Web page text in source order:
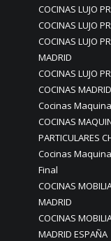
COCINAS LUJO
COCINAS LUJO
COCINAS LUJO
MADRID
COCINAS LUJO
COCINAS MADRID
Cocinas
COCINAS
PARTICULARES
Cocinas
Final
COCINAS
MADRID
COCINAS
MADRID ESPAÑA